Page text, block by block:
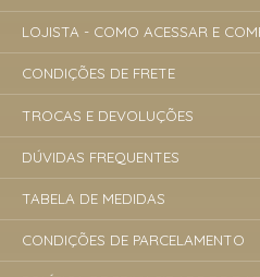
LOJISTA - COMO ACESSAR E
CONDIÇÕES DE FRETE
TROCAS E DEVOLUÇÕES
DÚVIDAS FREQUENTES
TABELA DE MEDIDAS
CONDIÇÕES DE PARCELAMENTO